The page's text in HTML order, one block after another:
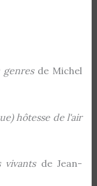
genres de Michel
hôtesse de l'air
vivants de Jean-